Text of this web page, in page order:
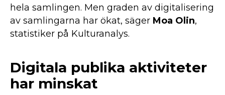
hela samlingen. Men graden av digitalisering
av samlingarna har ökat, säger Moa Olin,
statistiker på Kulturanalys.
Digitala publika aktiviteter
har minskat